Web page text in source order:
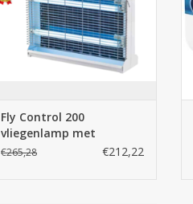
Fly Control 200
vliegenlamp met
kleefplaat Start Pakket
€265,28 €212,22